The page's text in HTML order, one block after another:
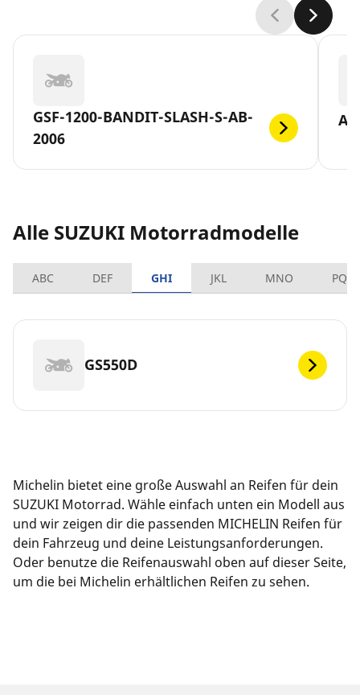
GSF-1200-BANDIT-SLASH-S-AB-
2006
Alle SUZUKI Motorradmodelle
ABC DEF GHI JKL MNO PQRS
GS550D
Michelin bietet eine große Auswahl an Reifen für dein
SUZUKI Motorrad. Wähle einfach unten ein Modell aus
und wir zeigen dir die passenden MICHELIN Reifen für
dein Fahrzeug und deine Leistungsanforderungen.
Oder benutze die Reifenauswahl oben auf dieser Seite,
um die bei Michelin erhältlichen Reifen zu sehen.